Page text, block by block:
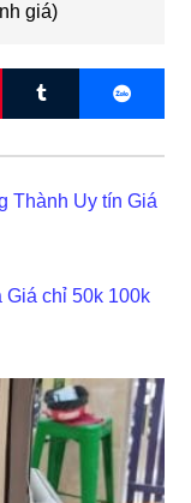
giá)
Thành Uy tín Giá
Giá chỉ 50k 100k